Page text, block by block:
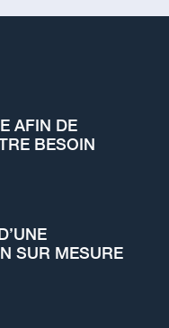
AFIN DE
BESOIN
SUR MESURE